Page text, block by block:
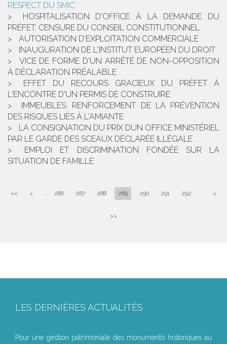
RESPECT DU SMIC
HOSPITALISATION D'OFFICE À LA DEMANDE DU
PRÉFET: CENSURE DU CONSEIL CONSTITUTIONNEL
AUTORISATION D'EXPLOITATION COMMERCIALE
INAUGURATION DE L'INSTITUT EUROPÉEN DU DROIT
VICE DE FORME D'UN ARRÊTÉ DE NON-OPPOSITION
À DÉCLARATION PRÉALABLE
EFFET DU RECOURS GRACIEUX DU PRÉFET À
L'ENCONTRE D'UN PERMIS DE CONSTRUIRE
IMMEUBLES: RENFORCEMENT DE LA PRÉVENTION
DES RISQUES LIÉS À L'AMIANTE
LA CONSIGNATION DU PRIX DUN OFFICE MINISTÉRIEL
PAR LE GARDE DES SCEAUX DÉCLARÉE ILLÉGALE
EMPLOI ET DISCRIMINATION FONDÉE SUR LA
SITUATION DE FAMILLE
<< < ... 286 287 288 289 290 291 292 ... >
>>
LES DERNIÈRES ACTUALITÉS
Pour une gestion patrimoniale des monuments historiques au